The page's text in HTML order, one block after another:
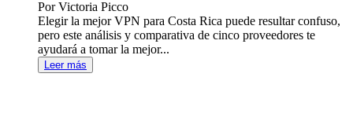
Por Victoria Picco
Elegir la mejor VPN para Costa Rica puede resultar confuso,
pero este análisis y comparativa de cinco proveedores te
ayudará a tomar la mejor...
Leer más